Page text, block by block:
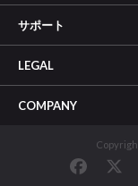
サポート
LEGAL
COMPANY